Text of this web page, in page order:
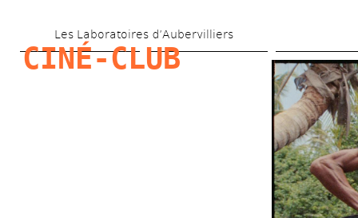
au
contenu
Les Laboratoires d’Aubervilliers
CINÉ-CLUB